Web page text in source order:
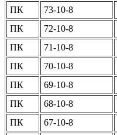
ПК
73-10-8
ПК
72-10-8
ПК
71-10-8
ПК
70-10-8
ПК
69-10-8
ПК
68-10-8
ПК
67-10-8